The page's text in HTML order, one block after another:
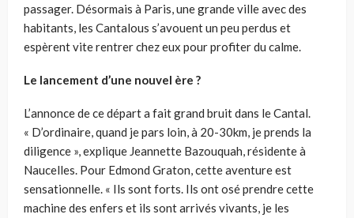
passager. Désormais à Paris, une grande ville avec des
habitants, les Cantalous s’avouent un peu perdus et
espèrent vite rentrer chez eux pour profiter du calme.
Le lancement d’une nouvel ère ?
L’annonce de ce départ a fait grand bruit dans le Cantal.
« D’ordinaire, quand je pars loin, à 20-30km, je prends la
diligence », explique Jeannette Bazouquah, résidente à
Naucelles. Pour Edmond Graton, cette aventure est
sensationnelle. « Ils sont forts. Ils ont osé prendre cette
machine des enfers et ils sont arrivés vivants, je les